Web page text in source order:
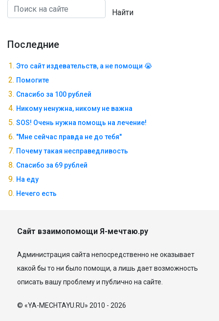
Найти
Последние
Это сайт издевательств, а не помощи 😭
Помогите
Спасибо за 100 рублей
Никому ненужна, никому не важна
SOS! Очень нужна помощь на лечение!
"Мне сейчас правда не до тебя"
Почему такая несправедливость
Спасибо за 69 рублей
На еду
Нечего есть
Сайт взаимопомощи Я-мечтаю.ру
Администрация сайта непосредственно не оказывает
какой бы то ни было помощи, а лишь дает возможность
описать вашу проблему и публично на сайте.
© «YA-MECHTAYU.RU» 2010 - 2026